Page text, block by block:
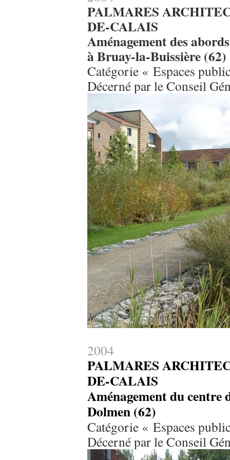
PALMARES
DE-CALAIS
Aménagement des
à Bruay-la-Buissière (62)
Catégorie « Espaces
Décerné par le Conseil
2004
PALMARES
DE-CALAIS
Aménagement du
Dolmen (62)
Catégorie « Espaces
Décerné par le Conseil